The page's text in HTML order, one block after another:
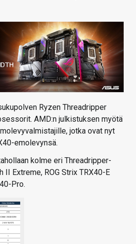
Ryzen Threadripper
AMD:n julkistuksen myötä
jotka ovat nyt
emolevynsä.
kolme eri Threadripper-
II Extreme, ROG Strix TRX40-E
Pro.